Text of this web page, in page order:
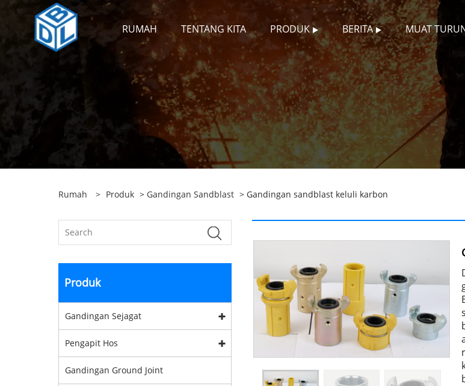
RUMAH TENTANG KITA PRODUK BERITA MUAT
Rumah > Produk > Gandingan Sandblast > Gandingan sandblast keluli karbon
Produk
Gandingan Sejagat
Pengapit Hos
Gandingan Ground Joint